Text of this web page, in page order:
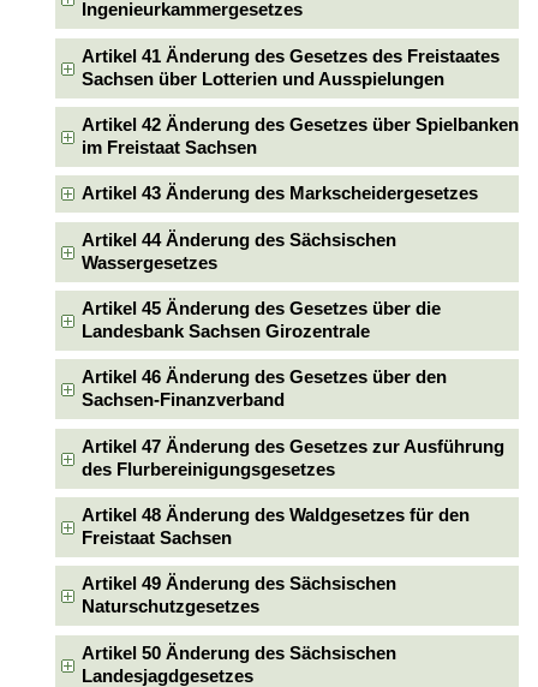
Ingenieurkammergesetzes
Artikel 41 Änderung des Gesetzes des Freistaates
Sachsen über Lotterien und Ausspielungen
Artikel 42 Änderung des Gesetzes über Spielbanken
im Freistaat Sachsen
Artikel 43 Änderung des Markscheidergesetzes
Artikel 44 Änderung des Sächsischen
Wassergesetzes
Artikel 45 Änderung des Gesetzes über die
Landesbank Sachsen Girozentrale
Artikel 46 Änderung des Gesetzes über den
Sachsen-Finanzverband
Artikel 47 Änderung des Gesetzes zur Ausführung
des Flurbereinigungsgesetzes
Artikel 48 Änderung des Waldgesetzes für den
Freistaat Sachsen
Artikel 49 Änderung des Sächsischen
Naturschutzgesetzes
Artikel 50 Änderung des Sächsischen
Landesjagdgesetzes